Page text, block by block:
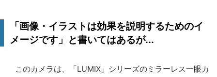
「画像・イラストは効果を説明するためのイ
メージです」と書いてはあるが...
このカメラは、「LUMIX」シリーズのミラーレス一眼カ